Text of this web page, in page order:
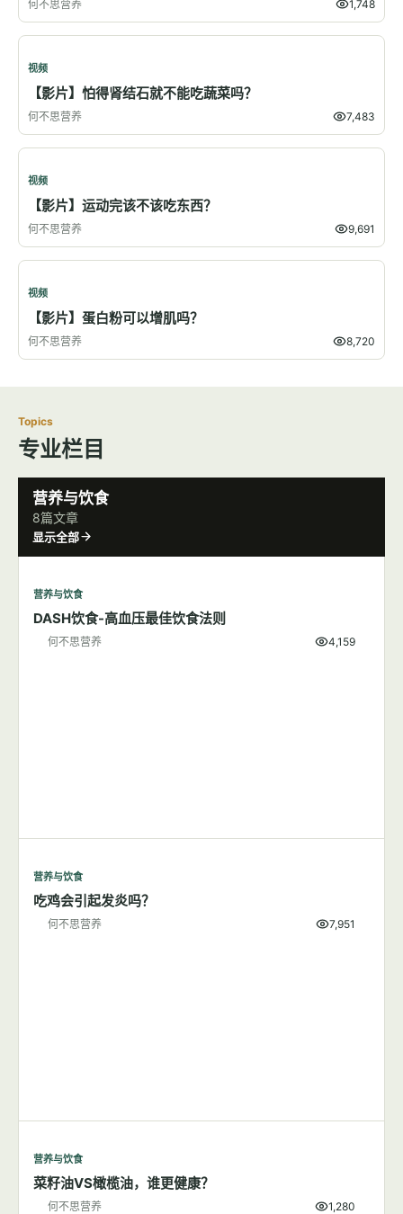
何不思营养 1,748
视频
【影片】怕得肾结石就不能吃蔬菜吗？
何不思营养 7,483
视频
【影片】运动完该不该吃东西？
何不思营养 9,691
视频
【影片】蛋白粉可以增肌吗？
何不思营养 8,720
Topics
专业栏目
营养与饮食
8篇文章
显示全部
营养与饮食
DASH饮食-高血压最佳饮食法则
何不思营养 4,159
营养与饮食
吃鸡会引起发炎吗？
何不思营养 7,951
营养与饮食
菜籽油VS橄榄油，谁更健康？
何不思营养 1,280